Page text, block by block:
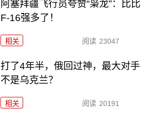
阿塞拜疆飞行员夸赞“枭龙”：比比
F-16强多了！
相关 阅读 23047
打了4年半，俄回过神，最大对手
不是乌克兰？
相关 阅读 20191